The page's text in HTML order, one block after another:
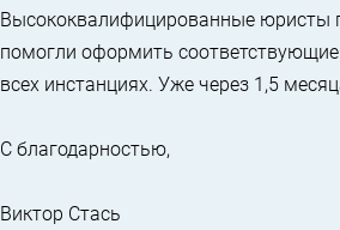
Высококвалифицированные юристы
помогли оформить
всех инстанциях. Уже через 1,5
С благодарностью,
Виктор Стась